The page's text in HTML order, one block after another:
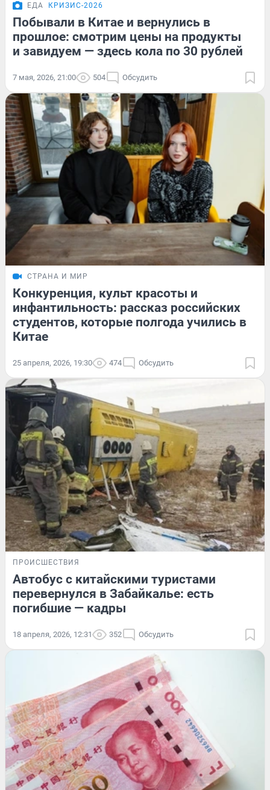
ЕДА КРИЗИС-2026
Побывали в Китае и вернулись в
прошлое: смотрим цены на продукты
и завидуем — здесь кола по 30 рублей
7 мая, 2026, 21:00 504 Обсудить
СТРАНА И МИР
Конкуренция, культ красоты и
инфантильность: рассказ российских
студентов, которые полгода учились в
Китае
25 апреля, 2026, 19:30 474 Обсудить
ПРОИСШЕСТВИЯ
Автобус с китайскими туристами
перевернулся в Забайкалье: есть
погибшие — кадры
18 апреля, 2026, 12:31 352 Обсудить